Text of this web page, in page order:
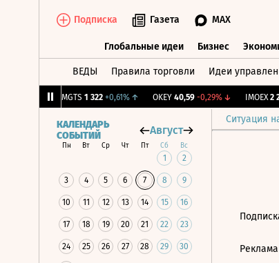
Подписка Газета MAX
Глобальные идеи Бизнес
ВЕДЫ Правила торговли Идеи
MGTS 1 322 +0,61%↑ OKEY 40,59 -0,29%↓ IMOEX 2
Ситуация
КАЛЕНДАРЬ
СОБЫТИЙ
Август
Пн Вт Ср Чт Пт Сб Вс
1 2
3 4 5 6 7 8 9
10 11 12 13 14 15 16
17 18 19 20 21 22 23
24 25 26 27 28 29 30 Реклама